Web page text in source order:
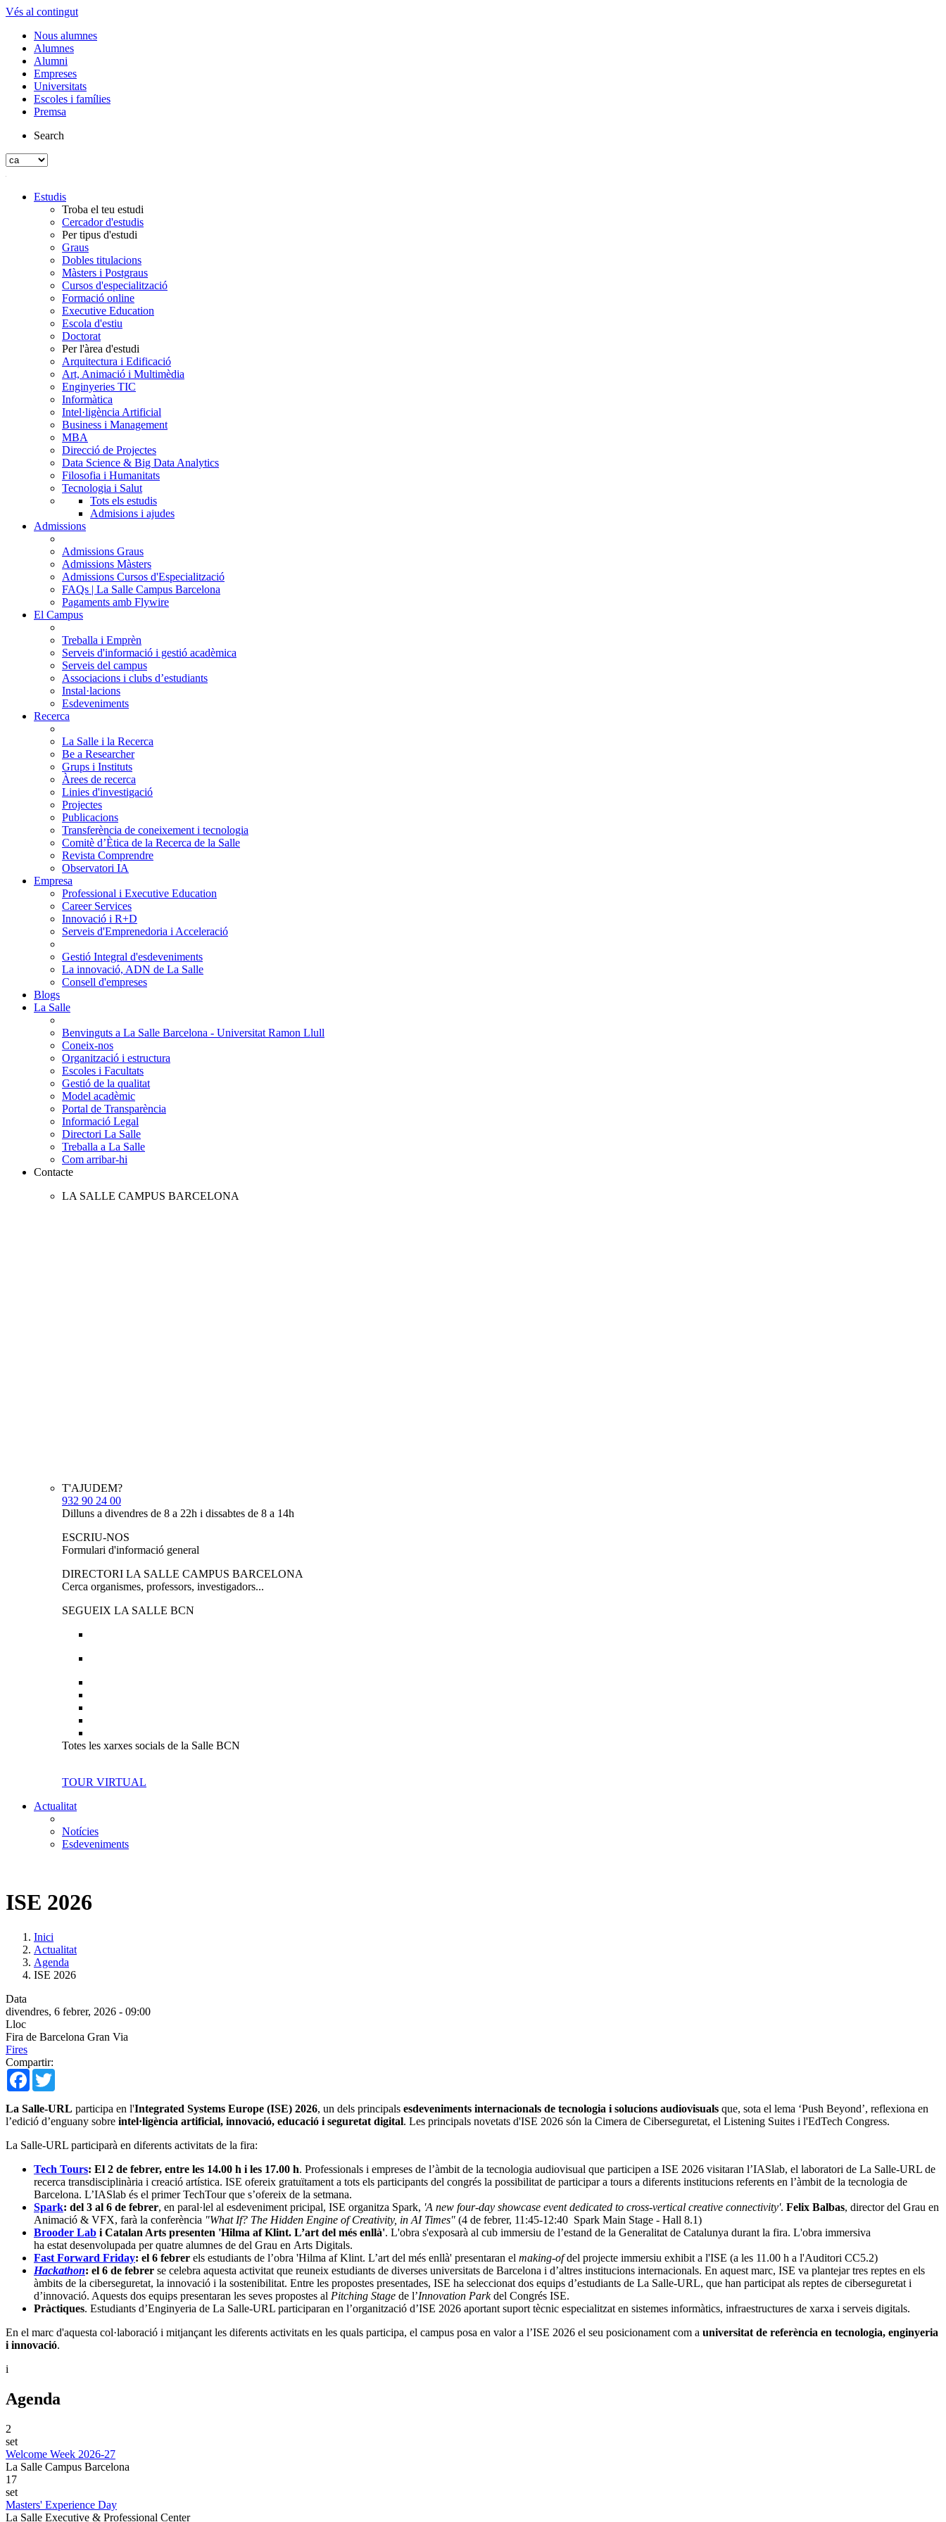
Vés al contingut
Nous alumnes
Alumnes
Alumni
Empreses
Universitats
Escoles i famílies
Premsa
Search
Estudis
Troba el teu estudi
Cercador d'estudis
Per tipus d'estudi
Graus
Dobles titulacions
Màsters i Postgraus
Cursos d'especialització
Formació online
Executive Education
Escola d'estiu
Doctorat
Per l'àrea d'estudi
Arquitectura i Edificació
Art, Animació i Multimèdia
Enginyeries TIC
Informàtica
Intel·ligència Artificial
Business i Management
MBA
Direcció de Projectes
Data Science & Big Data Analytics
Filosofia i Humanitats
Tecnologia i Salut
Tots els estudis
Admisions i ajudes
Admissions
Admissions Graus
Admissions Màsters
Admissions Cursos d'Especialització
FAQs | La Salle Campus Barcelona
Pagaments amb Flywire
El Campus
Treballa i Emprèn
Serveis d'informació i gestió acadèmica
Serveis del campus
Associacions i clubs d’estudiants
Instal·lacions
Esdeveniments
Recerca
La Salle i la Recerca
Be a Researcher
Grups i Instituts
Àrees de recerca
Linies d'investigació
Projectes
Publicacions
Transferència de coneixement i tecnologia
Comitè d’Ètica de la Recerca de la Salle
Revista Comprendre
Observatori IA
Empresa
Professional i Executive Education
Career Services
Innovació i R+D
Serveis d'Emprenedoria i Acceleració
Gestió Integral d'esdeveniments
La innovació, ADN de La Salle
Consell d'empreses
Blogs
La Salle
Benvinguts a La Salle Barcelona - Universitat Ramon Llull
Coneix-nos
Organització i estructura
Escoles i Facultats
Gestió de la qualitat
Model acadèmic
Portal de Transparència
Informació Legal
Directori La Salle
Treballa a La Salle
Com arribar-hi
Contacte
LA SALLE CAMPUS BARCELONA
T'AJUDEM?
932 90 24 00
Dilluns a divendres de 8 a 22h i dissabtes de 8 a 14h
ESCRIU-NOS
Formulari d'informació general
DIRECTORI LA SALLE CAMPUS BARCELONA
Cerca organismes, professors, investigadors...
SEGUEIX LA SALLE BCN
Totes les xarxes socials de la Salle BCN
TOUR VIRTUAL
Actualitat
Notícies
Esdeveniments
ISE 2026
Inici
Actualitat
Agenda
ISE 2026
Data
divendres, 6 febrer, 2026 - 09:00
Lloc
Fira de Barcelona Gran Via
Fires
Compartir:
Facebook
La Salle-URL participa en l'Integrated Systems Europe (ISE) 2026, un dels principals esdeveniments internacionals de tecnologia i solucions audiovisuals que, sota el lema ‘Push Beyond’, reflexiona en
l’edició d’enguany sobre intel·ligència artificial, innovació, educació i seguretat digital. Les principals novetats d'ISE 2026 són la Cimera de Ciberseguretat, el Listening Suites i l'EdTech Congress.
La Salle-URL participarà en diferents activitats de la fira:
Tech Tours: El 2 de febrer, entre les 14.00 h i les 17.00 h. Professionals i empreses de l’àmbit de la tecnologia audiovisual que participen a ISE 2026 visitaran l’IASlab, el laboratori de La Salle-URL de
recerca transdisciplinària i creació artística. ISE ofereix gratuïtament a tots els participants del congrés la possibilitat de participar a tours a diferents institucions referents en l’àmbit de la tecnologia de
Barcelona. L’IASlab és el primer TechTour que s’ofereix de la setmana.
Spark: del 3 al 6 de febrer, en paral·lel al esdeveniment pricipal, ISE organitza Spark, 'A new four-day showcase event dedicated to cross-vertical creative connectivity'. Felix Balbas, director del Grau en
Animació & VFX, farà la conferència "What If? The Hidden Engine of Creativity, in AI Times" (4 de febrer, 11:45-12:40 Spark Main Stage - Hall 8.1)
Brooder Lab i Catalan Arts presenten 'Hilma af Klint. L’art del més enllà'. L'obra s'exposarà al cub immersiu de l’estand de la Generalitat de Catalunya durant la fira. L'obra immersiva
ha estat desenvolupada per quatre alumnes de del Grau en Arts Digitals.
Fast Forward Friday: el 6 febrer els estudiants de l’obra 'Hilma af Klint. L’art del més enllà' presentaran el making-ofdel projecte immersiu exhibit a l'ISE (a les 11.00 h a l'Auditori CC5.2)
Hackathon: el 6 de febrer se celebra aquesta activitat que reuneix estudiants de diverses universitats de Barcelona i d’altres institucions internacionals. En aquest marc, ISE va plantejar tres reptes en els
àmbits de la ciberseguretat, la innovació i la sostenibilitat. Entre les propostes presentades, ISE ha seleccionat dos equips d’estudiants de La Salle‑URL, que han participat als reptes de ciberseguretat i
d’innovació. Aquests dos equips presentaran les seves propostes al Pitching Stage de l’Innovation Parkdel Congrés ISE.
Pràctiques. Estudiants d’Enginyeria de La Salle‑URL participaran en l’organització d’ISE 2026 aportant suport tècnic especialitzat en sistemes informàtics, infraestructures de xarxa i serveis digitals.
En el marc d'aquesta col·laboració i mitjançant les diferents activitats en les quals participa, el campus posa en valor a l’ISE 2026 el seu posicionament com a universitat de referència en tecnologia, enginyeria
i innovació.
i
Agenda
2
set
Welcome Week 2026-27
La Salle Campus Barcelona
17
set
Masters' Experience Day
La Salle Executive & Professional Center